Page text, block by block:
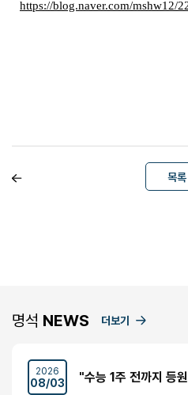
https://blog.naver.com/mshw12/
목록
명석 NEWS 더보기
2026
08/03